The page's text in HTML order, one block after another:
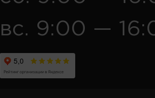
вс. 9:00 —